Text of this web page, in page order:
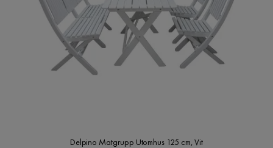
Delpino Matgrupp Utomhus 125 cm, Vit